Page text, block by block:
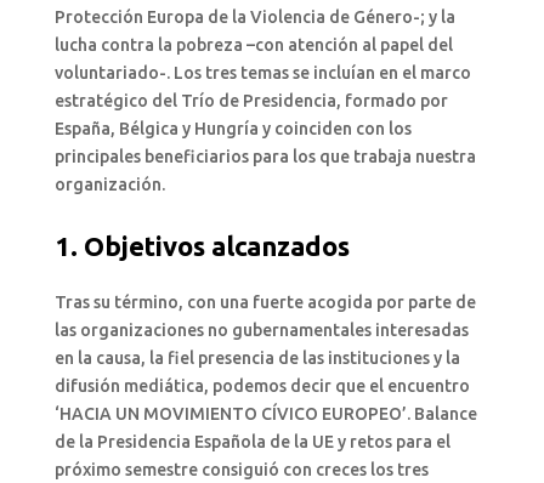
Protección Europa de la Violencia de Género-; y la
lucha contra la pobreza –con atención al papel del
voluntariado-. Los tres temas se incluían en el marco
estratégico del Trío de Presidencia, formado por
España, Bélgica y Hungría y coinciden con los
principales beneficiarios para los que trabaja nuestra
organización.
1. Objetivos alcanzados
Tras su término, con una fuerte acogida por parte de
las organizaciones no gubernamentales interesadas
en la causa, la fiel presencia de las instituciones y la
difusión mediática, podemos decir que el encuentro
‘HACIA UN MOVIMIENTO CÍVICO EUROPEO’. Balance
de la Presidencia Española de la UE y retos para el
próximo semestre consiguió con creces los tres